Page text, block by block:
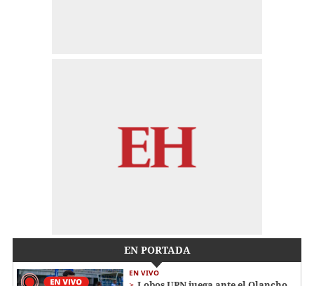
EN PORTADA
EN VIVO